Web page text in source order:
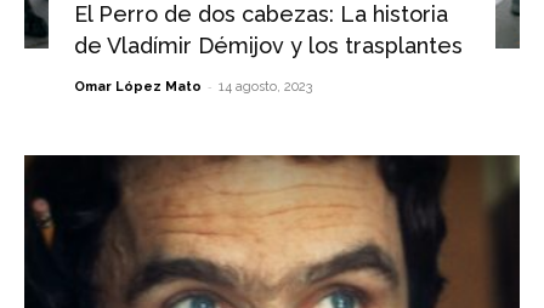
El Perro de dos cabezas: La historia
de Vladímir Démijov y los trasplantes
Omar López Mato - 14 agosto, 2023